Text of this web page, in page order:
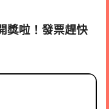
獎啦！發票趕快